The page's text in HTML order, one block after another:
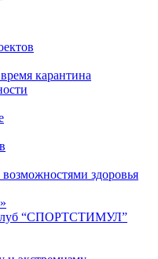
карантина
здоровья
“СПОРТСТИМУЛ”